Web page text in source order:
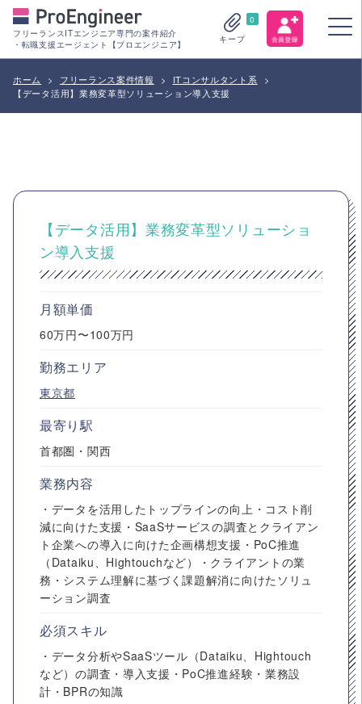
フリーランスITエンジニア専門の案件紹介
・転職支援エージェント【プロエンジニア】
0
キープ
ホーム > フリーランス案件情報 > ITコンサルタント系
>
【データ活用】業務変革型ソリューション導入支援
【データ活用】業務変革型ソリューショ
ン導入支援
月額単価
60万円〜100万円
勤務エリア
東京都
最寄り駅
首都圏・関西
業務内容
・データを活用したトップラインの向上・コスト削
減に向けた支援・SaaSサービスの調査とクライアン
ト企業への導入に向けた企画構想支援・PoC推進
（Dataiku、Hightouchなど）・クライアントの業
務・システム理解に基づく課題解消に向けたソリュ
ーション調査
必須スキル
・データ分析やSaaSツール（Dataiku、Hightouch
など）の調査・導入支援・PoC推進経験・業務設
計・BPRの知識